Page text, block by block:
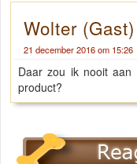
Wolter (Gast)
21 december 2016 om 15:26
Daar zou ik nooit aan
product?